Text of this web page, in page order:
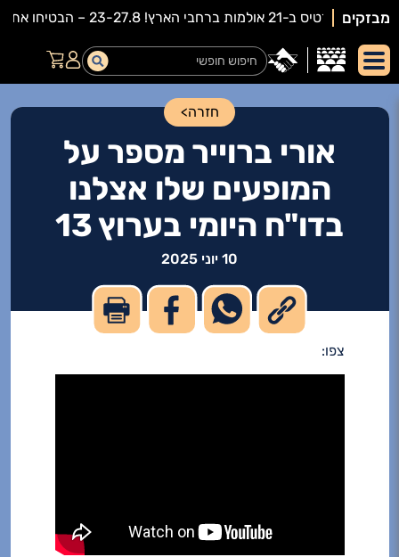
מבזקים
חזרה>
אורי ברוייר מספר על
המופעים שלו אצלנו
בדו"ח היומי בערוץ 13
10 יוני 2025
צפו: